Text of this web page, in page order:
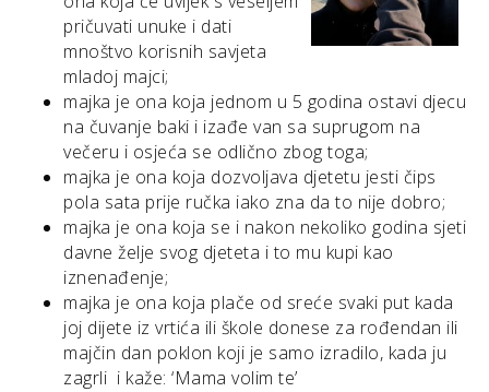
pričuvati unuke i dati
mnoštvo korisnih savjeta
mladoj majci;
majka je ona koja jednom u 5 godina ostavi djecu
na čuvanje baki i izađe van sa suprugom na
večeru i osjeća se odlično zbog toga;
majka je ona koja dozvoljava djetetu jesti čips
pola sata prije ručka iako zna da to nije dobro;
majka je ona koja se i nakon nekoliko godina sjeti
davne želje svog djeteta i to mu kupi kao
iznenađenje;
majka je ona koja plače od sreće svaki put kada
joj dijete iz vrtića ili škole donese za rođendan ili
majčin dan poklon koji je samo izradilo, kada ju
zagrli i kaže: ‘Mama volim te’